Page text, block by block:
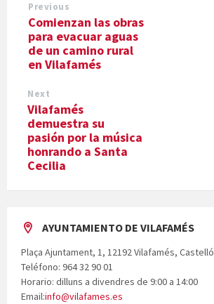
Previous
Comienzan las obras
para evacuar aguas
de un camino rural
en Vilafamés
Next
Vilafamés
demuestra su
pasión por la música
honrando a Santa
Cecilia
AYUNTAMIENTO DE VILAFAMÉS
Plaça Ajuntament, 1, 12192 Vilafamés, Castelló
Teléfono: 964 32 90 01
Horario: dilluns a divendres de 9:00 a 14:00
Email:info@vilafames.es